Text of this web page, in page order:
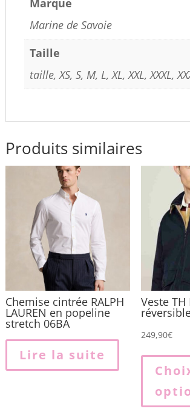
Marine de Savoie
Taille
taille, XS, S, M, L, XL, XXL, XXXL,
Produits similaires
Chemise cintrée RALPH
LAUREN en popeline
stretch 06BA
Lire la suite
Veste
249,90€